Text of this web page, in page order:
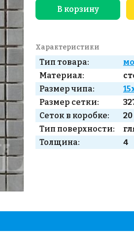
В корзину
Характеристики
Тип товара:
Материал:
Размер чипа:
Размер сетки:
Сеток в коробке:
20
Тип поверхности:
Толщина:
4